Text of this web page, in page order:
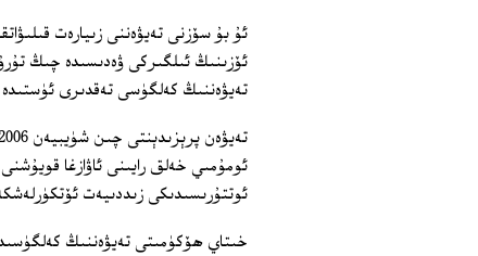
ئۇ بۇ سۆزنى تەيۋەننى زىيارەت
ئۆزىنىڭ ئىلگىركى ۋەدىسىدە چىڭ
تەيۋەننىڭ كەلگۈسى تەقدىرى ئۈستىدە
ئومۇمىي خەلق رايىنى ئاۋازغا قويۇشنى
ئوتتۇرىسىدىكى زىددىيەت
خىتاي ھۆكۈمىتى تەيۋەننىڭ